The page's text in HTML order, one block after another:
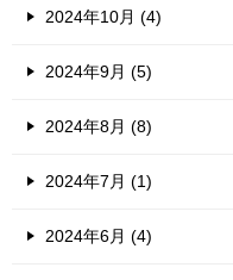
2024年10月 (4)
2024年9月 (5)
2024年8月 (8)
2024年7月 (1)
2024年6月 (4)